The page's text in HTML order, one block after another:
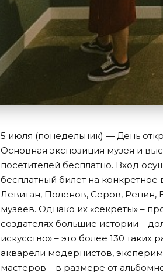
5 июля (понедельник) — День
Основная экспозиция музея и
посетителей бесплатно. Вход
бесплатный билет на конкретное
Левитан, Поленов, Серов, Репин,
музеев. Однако их «секреты» –
создателях большие истории –
искусство» – это более 130
акварели модернистов,
мастеров – в размере от